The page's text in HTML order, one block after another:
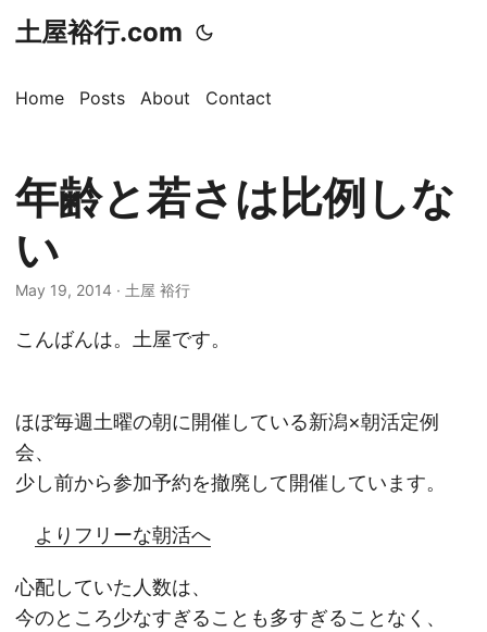
土屋裕行.com
Home Posts About Contact
年齢と若さは比例しな
い
May 19, 2014 · 土屋 裕行
こんばんは。土屋です。
ほぼ毎週土曜の朝に開催している新潟×朝活定例
会、
少し前から参加予約を撤廃して開催しています。
よりフリーな朝活へ
心配していた人数は、
今のところ少なすぎることも多すぎることなく、